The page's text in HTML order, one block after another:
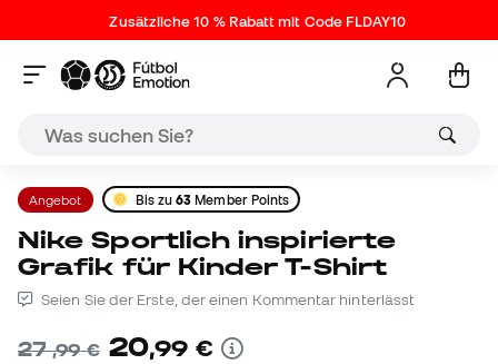
Zusätzliche 10 % Rabatt mit Code FLDAY10
Angebot Bis zu63 Member Points
Nike Sportlich inspirierte
Grafik für Kinder T-Shirt
Seien Sie der Erste, der einen Kommentar hinterlässt
27,99 € 20,99 €